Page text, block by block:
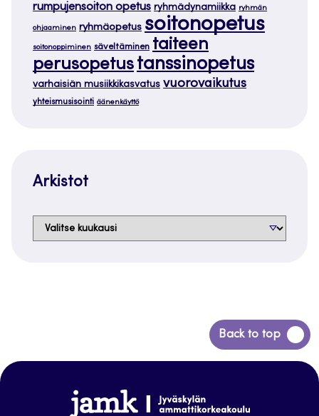
rumpujensoiton opetus ryhmädynamiikka ryhmän
ohjaaminen ryhmäopetus soitonopetus
soitonoppiminen säveltäminen taiteen
perusopetus tanssinopetus
varhaisiän musiikkikasvatus vuorovaikutus
yhteismusisointi äänenkäyttö
Arkistot
Arkistot
Back to top
Siirry
takaisin
www.jamk.fi